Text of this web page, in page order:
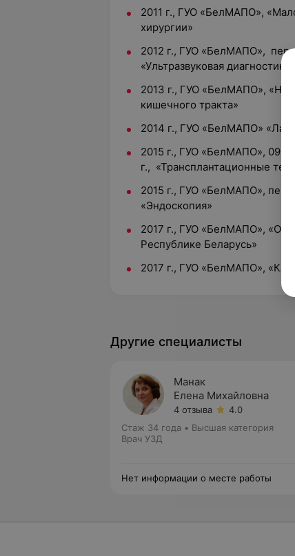
2011 г., ГУО «БелМАПО»,
хирургии»
2012 г., ГУО «БелМАПО»,
«Ультразвуковая диагностика».
2013 г., ГУО «БелМАПО»,
кишечного тракта»
2014 г., ГУО «БелМАПО»
2015 г., ГУО «БелМАПО»,
г., «Трансплантационные
2015 г., ГУО «БелМАПО»,
«Эндоскопия»
2017 г., ГУО «БелМАПО»,
Республике Беларусь»
2017 г., ГУО «БелМАПО»,
Другие специалисты
Манак
Елена Михайловна
4 отзыва
4.0
Стаж 34 года • Высшая категория
Врач УЗД
Нет информации о месте работы